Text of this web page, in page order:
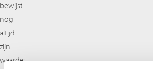
bewijst
nog
altijd
zijn
waarde: